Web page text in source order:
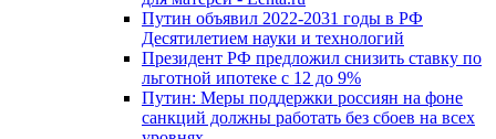
Путин объявил 2022-2031 годы в РФ
Десятилетием науки и технологий
Президент РФ предложил снизить ставку по
льготной ипотеке с 12 до 9%
Путин: Меры поддержки россиян на фоне
санкций должны работать без сбоев на всех